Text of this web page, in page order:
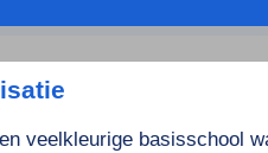
veelkleurige basisschool